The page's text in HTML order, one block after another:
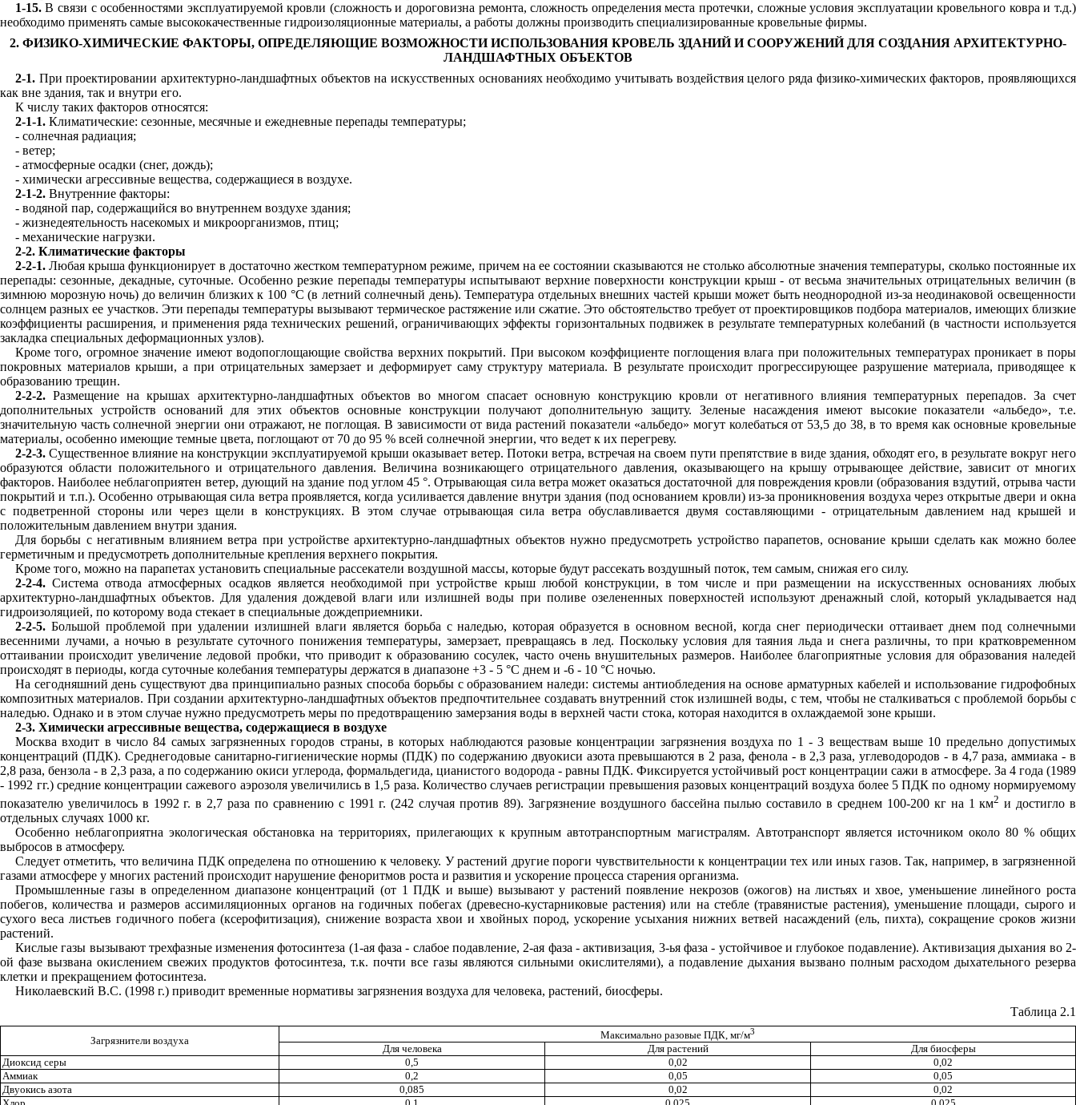
1-15.В связи с особенностями эксплуатируемой кровли (сложность и дороговизна ремонта, сложность определения места протечки, сложные условия эксплуатации кровельного ковра и т.д.)
необходимо применять самые высококачественные гидроизоляционные материалы, а работы должны производить специализированные кровельные фирмы.
2. ФИЗИКО-ХИМИЧЕСКИЕ ФАКТОРЫ, ОПРЕДЕЛЯЮЩИЕ ВОЗМОЖНОСТИ ИСПОЛЬЗОВАНИЯ КРОВЕЛЬ ЗДАНИЙ И СООРУЖЕНИЙ ДЛЯ СОЗДАНИЯ АРХИТЕКТУРНО-
ЛАНДШАФТНЫХ ОБЪЕКТОВ
2-1.При проектировании архитектурно-ландшафтных объектов на искусственных основаниях необходимо учитывать воздействия целого ряда физико-химических факторов, проявляющихся
как вне здания, так и внутри его.
К числу таких факторов относятся:
2-1-1. Климатические: сезонные, месячные и ежедневные перепады температуры;
- солнечная радиация;
- ветер;
- атмосферные осадки (снег, дождь);
- химически агрессивные вещества, содержащиеся в воздухе.
2-1-2. Внутренние факторы:
- водяной пар, содержащийся во внутреннем воздухе здания;
- жизнедеятельность насекомых и микроорганизмов, птиц;
- механические нагрузки.
2-2. Климатические факторы
2-2-1.Любая крыша функционирует в достаточно жестком температурном режиме, причем на ее состоянии сказываются не столько абсолютные значения температуры, сколько постоянные их
перепады: сезонные, декадные, суточные. Особенно резкие перепады температуры испытывают верхние поверхности конструкции крыш - от весьма значительных отрицательных величин (в
зимнюю морозную ночь) до величин близких к 100 °С (в летний солнечный день). Температура отдельных внешних частей крыши может быть неоднородной из-за неодинаковой освещенности
солнцем разных ее участков. Эти перепады температуры вызывают термическое растяжение или сжатие. Это обстоятельство требует от проектировщиков подбора материалов, имеющих близкие
коэффициенты расширения, и применения ряда технических решений, ограничивающих эффекты горизонтальных подвижек в результате температурных колебаний (в частности используется
закладка специальных деформационных узлов).
Кроме того, огромное значение имеют водопоглощающие свойства верхних покрытий. При высоком коэффициенте поглощения влага при положительных температурах проникает в поры
покровных материалов крыши, а при отрицательных замерзает и деформирует саму структуру материала. В результате происходит прогрессирующее разрушение материала, приводящее к
образованию трещин.
2-2-2.Размещение на крышах архитектурно-ландшафтных объектов во многом спасает основную конструкцию кровли от негативного влияния температурных перепадов. За счет
дополнительных устройств оснований для этих объектов основные конструкции получают дополнительную защиту. Зеленые насаждения имеют высокие показатели «альбедо», т.е.
значительную часть солнечной энергии они отражают, не поглощая. В зависимости от вида растений показатели «альбедо» могут колебаться от 53,5 до 38, в то время как основные кровельные
материалы, особенно имеющие темные цвета, поглощают от 70 до 95 % всей солнечной энергии, что ведет к их перегреву.
2-2-3. Существенное влияние на конструкции эксплуатируемой крыши оказывает ветер. Потоки ветра, встречая на своем пути препятствие в виде здания, обходят его, в результате вокруг него
образуются области положительного и отрицательного давления. Величина возникающего отрицательного давления, оказывающего на крышу отрывающее действие, зависит от многих
факторов. Наиболее неблагоприятен ветер, дующий на здание под углом 45 °. Отрывающая сила ветра может оказаться достаточной для повреждения кровли (образования вздутий, отрыва части
покрытий и т.п.). Особенно отрывающая сила ветра проявляется, когда усиливается давление внутри здания (под основанием кровли) из-за проникновения воздуха через открытые двери и окна
с подветренной стороны или через щели в конструкциях. В этом случае отрывающая сила ветра обуславливается двумя составляющими - отрицательным давлением над крышей и
положительным давлением внутри здания.
Для борьбы с негативным влиянием ветра при устройстве архитектурно-ландшафтных объектов нужно предусмотреть устройство парапетов, основание крыши сделать как можно более
герметичным и предусмотреть дополнительные крепления верхнего покрытия.
Кроме того, можно на парапетах установить специальные рассекатели воздушной массы, которые будут рассекать воздушный поток, тем самым, снижая его силу.
2-2-4.Система отвода атмосферных осадков является необходимой при устройстве крыш любой конструкции, в том числе и при размещении на искусственных основаниях любых
архитектурно-ландшафтных объектов. Для удаления дождевой влаги или излишней воды при поливе озелененных поверхностей используют дренажный слой, который укладывается над
гидроизоляцией, по которому вода стекает в специальные дождеприемники.
2-2-5. Большой проблемой при удалении излишней влаги является борьба с наледью, которая образуется в основном весной, когда снег периодически оттаивает днем под солнечными
весенними лучами, а ночью в результате суточного понижения температуры, замерзает, превращаясь в лед. Поскольку условия для таяния льда и снега различны, то при кратковременном
оттаивании происходит увеличение ледовой пробки, что приводит к образованию сосулек, часто очень внушительных размеров. Наиболее благоприятные условия для образования наледей
происходят в периоды, когда суточные колебания температуры держатся в диапазоне +3 - 5 °С днем и -6 - 10 °С ночью.
На сегодняшний день существуют два принципиально разных способа борьбы с образованием наледи: системы антиобледения на основе арматурных кабелей и использование гидрофобных
композитных материалов. При создании архитектурно-ландшафтных объектов предпочтительнее создавать внутренний сток излишней воды, с тем, чтобы не сталкиваться с проблемой борьбы с
наледью. Однако и в этом случае нужно предусмотреть меры по предотвращению замерзания воды в верхней части стока, которая находится в охлаждаемой зоне крыши.
2-3. Химически агрессивные вещества, содержащиеся в воздухе
Москва входит в число 84 самых загрязненных городов страны, в которых наблюдаются разовые концентрации загрязнения воздуха по 1 - 3 веществам выше 10 предельно допустимых
концентраций (ПДК). Среднегодовые санитарно-гигиенические нормы (ПДК) по содержанию двуокиси азота превышаются в 2 раза, фенола - в 2,3 раза, углеводородов - в 4,7 раза, аммиака - в
2,8 раза, бензола - в 2,3 раза, а по содержанию окиси углерода, формальдегида, цианистого водорода - равны ПДК. Фиксируется устойчивый рост концентрации сажи в атмосфере. За 4 года (1989
- 1992 гг.) средние концентрации сажевого аэрозоля увеличились в 1,5 раза. Количество случаев регистрации превышения разовых концентраций воздуха более 5 ПДК по одному нормируемому
показателю увеличилось в 1992 г. в 2,7 раза по сравнению с 1991 г. (242 случая против 89). Загрязнение воздушного бассейна пылью составило в среднем 100-200 кг на 1 км2 и достигло в
отдельных случаях 1000 кг.
Особенно неблагоприятна экологическая обстановка на территориях, прилегающих к крупным автотранспортным магистралям. Автотранспорт является источником около 80 % общих
выбросов в атмосферу.
Следует отметить, что величина ПДК определена по отношению к человеку. У растений другие пороги чувствительности к концентрации тех или иных газов. Так, например, в загрязненной
газами атмосфере у многих растений происходит нарушение феноритмов роста и развития и ускорение процесса старения организма.
Промышленные газы в определенном диапазоне концентраций (от 1 ПДК и выше) вызывают у растений появление некрозов (ожогов) на листьях и хвое, уменьшение линейного роста
побегов, количества и размеров ассимиляционных органов на годичных побегах (древесно-кустарниковые растения) или на стебле (травянистые растения), уменьшение площади, сырого и
сухого веса листьев годичного побега (ксерофитизация), снижение возраста хвои и хвойных пород, ускорение усыхания нижних ветвей насаждений (ель, пихта), сокращение сроков жизни
растений.
Кислые газы вызывают трехфазные изменения фотосинтеза (1-ая фаза - слабое подавление, 2-ая фаза - активизация, 3-ья фаза - устойчивое и глубокое подавление). Активизация дыхания во 2-
ой фазе вызвана окислением свежих продуктов фотосинтеза, т.к. почти все газы являются сильными окислителями), а подавление дыхания вызвано полным расходом дыхательного резерва
клетки и прекращением фотосинтеза.
Николаевский В.С. (1998 г.) приводит временные нормативы загрязнения воздуха для человека, растений, биосферы.
Таблица 2.1
Загрязнители воздуха Максимально разовые ПДК, мг/м3
Для человека Для растений
Для биосферы
Диоксид серы
0,5 0,02
0,02
Аммиак
0,2 0,05
0,05
Двуокись азота
0,085 0,02
0,02